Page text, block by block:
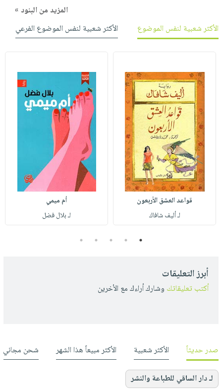
المزيد من البنود »
الأكثر شعبية لنفس الموضوع
الأكثر شعبية لنفس الموضوع الفرعي
قواعد العشق الأربعون
لـ أليف شافاك
أم ميمي
لـ بلال فضل
1
2
3
4
5
أبرز التعليقات
أكتب تعليقاتك وشارك أراءك مع الأخرين
صدر حديثاً الأكثر شعبية الأكثر مبيعاً هذا الشهر شحن مجاني
لـ دار الساقي للطباعة والنشر